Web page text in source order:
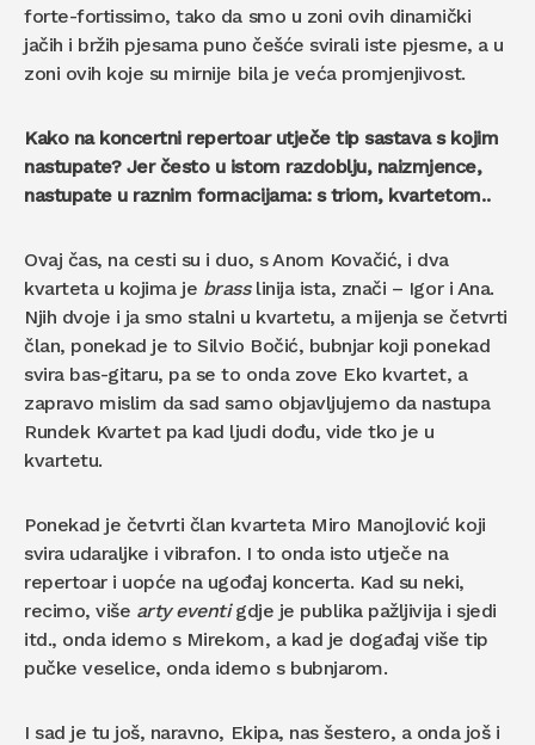
forte-fortissimo, tako da smo u zoni ovih dinamički
jačih i bržih pjesama puno češće svirali iste pjesme, a u
zoni ovih koje su mirnije bila je veća promjenjivost.
Kako na koncertni repertoar utječe tip sastava s kojim
nastupate? Jer često u istom razdoblju, naizmjence,
nastupate u raznim formacijama: s triom, kvartetom..
Ovaj čas, na cesti su i duo, s Anom Kovačić, i dva
kvarteta u kojima je brasslinija ista, znači – Igor i Ana.
Njih dvoje i ja smo stalni u kvartetu, a mijenja se četvrti
član, ponekad je to Silvio Bočić, bubnjar koji ponekad
svira bas-gitaru, pa se to onda zove Eko kvartet, a
zapravo mislim da sad samo objavljujemo da nastupa
Rundek Kvartet pa kad ljudi dođu, vide tko je u
kvartetu.
Ponekad je četvrti član kvarteta Miro Manojlović koji
svira udaraljke i vibrafon. I to onda isto utječe na
repertoar i uopće na ugođaj koncerta. Kad su neki,
recimo, više arty eventigdje je publika pažljivija i sjedi
itd., onda idemo s Mirekom, a kad je događaj više tip
pučke veselice, onda idemo s bubnjarom.
I sad je tu još, naravno, Ekipa, nas šestero, a onda još i